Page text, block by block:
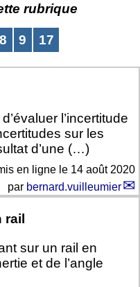
rubrique
8 9 17
l’incertitude
sur les
d’une (…)
en ligne le 14 août 2020
par bernard.vuilleumier
sur un rail en
et de l’angle